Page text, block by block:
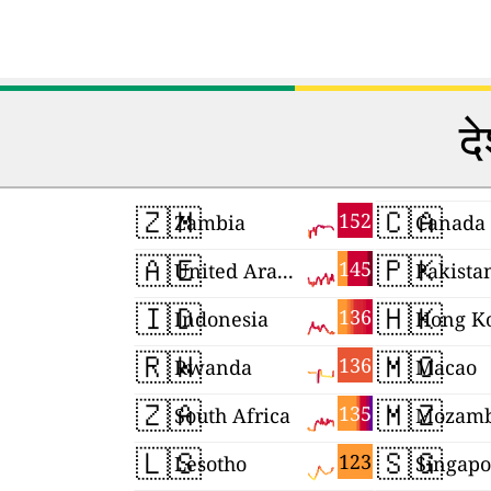
🇿🇲 152
Zambia
🇦🇪 145
United Arab Emirates
🇮🇩 136
Indonesia
🇷🇼 136
Rwanda
🇿🇦 135
South Africa
🇱🇸 123
Lesotho
🇨🇦Canada
🇵🇰
🇭🇰
Hong
🇲🇴Macao
🇲🇿
🇸🇬